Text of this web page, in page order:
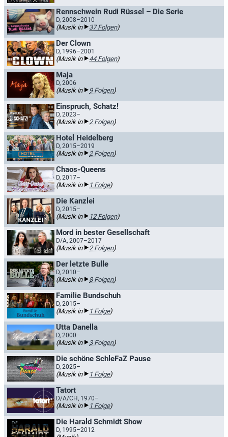
Rennschwein Rudi Rüssel – Die Serie
D, 2008–2010
(Musik in 37 Folgen)
Der Clown
D, 1996–2001
(Musik in 44 Folgen)
Maja
D, 2006
(Musik in 9 Folgen)
Einspruch, Schatz!
D, 2023–
(Musik in 2 Folgen)
Hotel Heidelberg
D, 2015–2019
(Musik in 2 Folgen)
Chaos-Queens
D, 2017–
(Musik in 1 Folge)
Die Kanzlei
D, 2015–
(Musik in 12 Folgen)
Mord in bester Gesellschaft
D/A, 2007–2017
(Musik in 2 Folgen)
Der letzte Bulle
D, 2010–
(Musik in 8 Folgen)
Familie Bundschuh
D, 2015–
(Musik in 1 Folge)
Utta Danella
D, 2000–
(Musik in 3 Folgen)
Die schöne SchleFaZ Pause
D, 2025–
(Musik in 1 Folge)
Tatort
D/A/CH, 1970–
(Musik in 1 Folge)
Die Harald Schmidt Show
D, 1995–2012